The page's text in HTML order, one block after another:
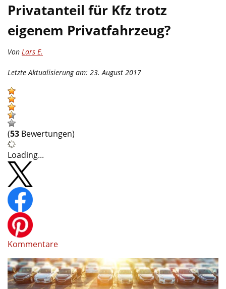
Privatanteil für Kfz trotz
eigenem Privatfahrzeug?
Von Lars E.
Letzte Aktualisierung am: 23. August 2017
(53 Bewertungen)
Loading...
Kommentare